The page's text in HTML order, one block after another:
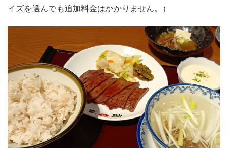
イズを選んでも追加料金はかかりません。）